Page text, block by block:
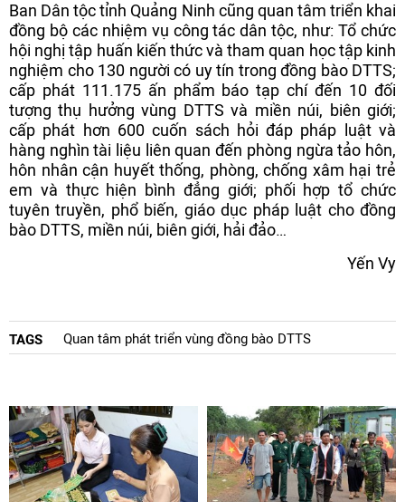
Ban Dân tộc tỉnh Quảng Ninh cũng quan tâm triển khai
đồng bộ các nhiệm vụ công tác dân tộc, như: Tổ chức
hội nghị tập huấn kiến thức và tham quan học tập kinh
nghiệm cho 130 người có uy tín trong đồng bào DTTS;
cấp phát 111.175 ấn phẩm báo tạp chí đến 10 đối
tượng thụ hưởng vùng DTTS và miền núi, biên giới;
cấp phát hơn 600 cuốn sách hỏi đáp pháp luật và
hàng nghìn tài liệu liên quan đến phòng ngừa tảo hôn,
hôn nhân cận huyết thống, phòng, chống xâm hại trẻ
em và thực hiện bình đẳng giới; phối hợp tổ chức
tuyên truyền, phổ biến, giáo dục pháp luật cho đồng
bào DTTS, miền núi, biên giới, hải đảo…
Yến Vy
TAGS Quan tâm phát triển vùng đồng bào DTTS